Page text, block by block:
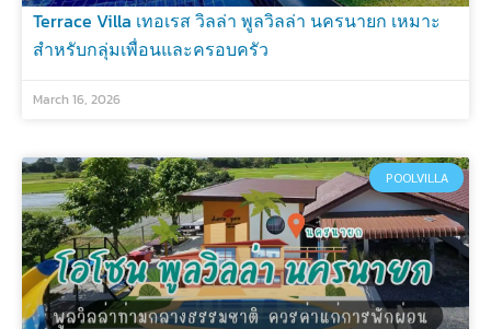
Terrace Villa เทอเรส วิลล่า พูลวิลล่า นครนายก เหมาะ
สำหรับกลุ่มเพื่อนและครอบครัว
March 16, 2026
POOLVILLA